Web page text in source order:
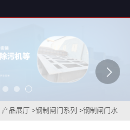
产品展厅 >钢制闸门系列 >钢制闸门水